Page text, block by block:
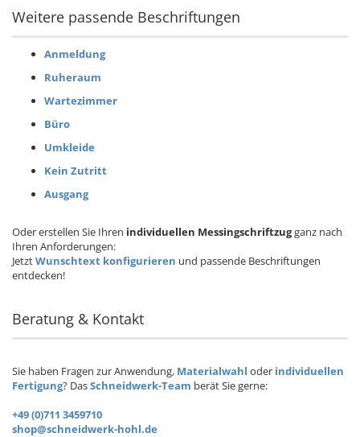
Weitere passende Beschriftungen
Anmeldung
Ruheraum
Wartezimmer
Büro
Umkleide
Kein Zutritt
Ausgang
Oder erstellen Sie Ihren individuellen Messingschriftzugganz nach
Ihren Anforderungen:
JetztWunschtext konfigurieren und passende Beschriftungen
entdecken!
Beratung & Kontakt
Sie haben Fragen zur Anwendung, Materialwahl oder individuellen
Fertigung? DasSchneidwerk-Team berät Sie gerne:
+49 (0)711 3459710
shop@schneidwerk-hohl.de